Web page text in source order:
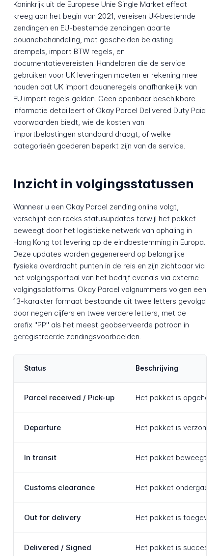
Koninkrijk uit de Europese Unie Single Market effect
kreeg aan het begin van 2021, vereisen UK-bestemde
zendingen en EU-bestemde zendingen aparte
douanebehandeling, met gescheiden belasting
drempels, import BTW regels, en
documentatievereisten. Handelaren die de service
gebruiken voor UK leveringen moeten er rekening mee
houden dat UK import douaneregels onafhankelijk van
EU import regels gelden. Geen openbaar beschikbare
informatie detailleert of Okay Parcel Delivered Duty Paid
voorwaarden biedt, wie de kosten van
importbelastingen standaard draagt, of welke
categorieën goederen beperkt zijn van de service.
Inzicht in volgingsstatussen
Wanneer u een Okay Parcel zending online volgt,
verschijnt een reeks statusupdates terwijl het pakket
beweegt door het logistieke netwerk van ophaling in
Hong Kong tot levering op de eindbestemming in Europa.
Deze updates worden gegenereerd op belangrijke
fysieke overdracht punten in de reis en zijn zichtbaar via
het volgingsportaal van het bedrijf evenals via externe
volgingsplatforms. Okay Parcel volgnummers volgen een
13-karakter formaat bestaande uit twee letters gevolgd
door negen cijfers en twee verdere letters, met de
prefix "PP" als het meest geobserveerde patroon in
geregistreerde zendingsvoorbeelden.
Status Beschrijving
Parcel received / Pick-up Het pakket is
Departure Het pakket is
In transit Het pakket beweegt
Customs clearance Het pakket ondergaat
Out for delivery Het pakket is
Delivered / Signed Het pakket is